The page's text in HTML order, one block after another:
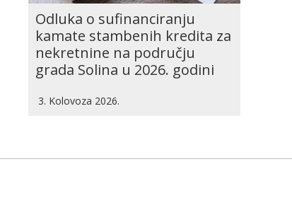
Odluka o sufinanciranju
kamate stambenih kredita za
nekretnine na području
grada Solina u 2026. godini
3. Kolovoza 2026.